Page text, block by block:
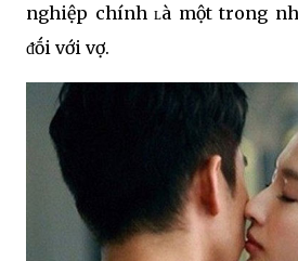
nghiệp chính ʟà một trong
ᵭṓi với vợ.